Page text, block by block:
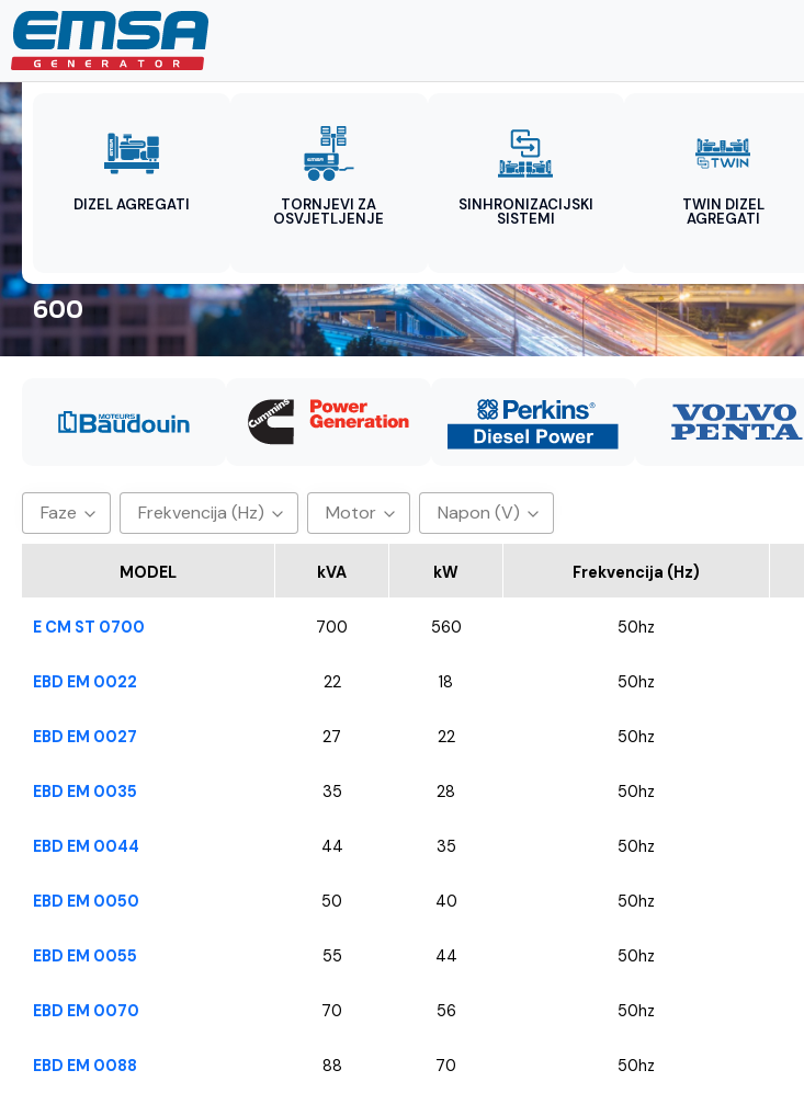
DIZEL AGREGATI TORNJEVI ZA
OSVJETLJENJE
SINHRONIZACIJSKI
SISTEMI
TWIN DIZEL
AGREGATI
600
Faze Frekvencija (Hz)
50hz
Motor
Baudouin
CUMMINS
FPT - Iveco
Perkins
VOLVO
YANGDONG
Napon (V)
400V
MODEL kVA kW Frekvencija (Hz)
E CM ST 0700 700 560 50hz
EBD EM 0022 22 18 50hz
EBD EM 0027 27 22 50hz
EBD EM 0035 35 28 50hz
EBD EM 0044 44 35 50hz
EBD EM 0050 50 40 50hz
EBD EM 0055 55 44 50hz
EBD EM 0070 70 56 50hz
EBD EM 0088 88 70 50hz